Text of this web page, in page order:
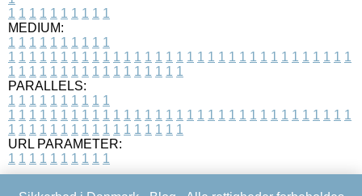
1 1 1 1 1 1 1 1 1 1
MEDIUM:
1 1 1 1 1 1 1 1 1 1
1 1 1 1 1 1 1 1 1 1 1 1 1 1 1 1 1 1 1 1 1 1 1 1 1 1 1 1 1 1 1 1 1
1 1 1 1 1 1 1 1 1 1 1 1 1 1 1 1 1
PARALLELS:
1 1 1 1 1 1 1 1 1 1
1 1 1 1 1 1 1 1 1 1 1 1 1 1 1 1 1 1 1 1 1 1 1 1 1 1 1 1 1 1 1 1 1
1 1 1 1 1 1 1 1 1 1 1 1 1 1 1 1 1
URL PARAMETER:
1 1 1 1 1 1 1 1 1 1